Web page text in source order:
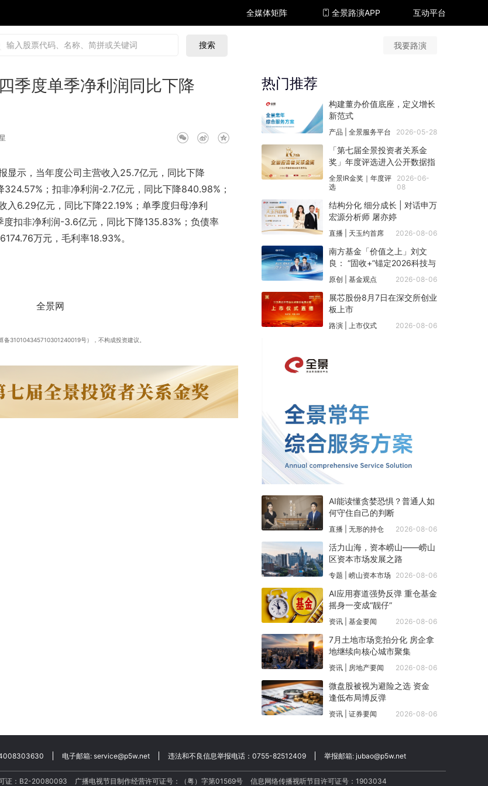
全媒体矩阵
抖音号 快手号 喜马拉雅 财富号 搜狐号 同顺号
全景路演APP 互动平台
搜索 我要路演
季度单季净利润同比下降
显示，当年度公司主营收入25.7亿元，同比下降
；扣非净利润-2.7亿元，同比下降840.98%；
入6.29亿元，同比下降22.19%；单季度归母净利
扣非净利润-3.6亿元，同比下降135.83%；负债率
万元，毛利率18.93%。
310104345710301240019号），不构成投资建议。
热门推荐
构建董办价值底座，定义增长
新范式
产品 | 全景服务平台 2026-05-28
「第七届全景投资者关系金
奖」年度评选进入公开数据指
数评分阶段
全景IR金奖｜年度评
选
2026-06-
08
结构分化 细分成长 | 对话申万
宏源分析师 屠亦婷
直播 | 天玉约首席 2026-08-06
南方基金「价值之上」刘文
良： “固收+”锚定2026科技与
周期双主线
原创 | 基金观点 2026-08-06
展芯股份8月7日在深交所创业
板上市
路演 | 上市仪式 2026-08-06
AI能读懂贪婪恐惧？普通人如
何守住自己的判断
直播 | 无形的持仓 2026-08-06
活力山海，资本崂山——崂山
区资本市场发展之路
专题 | 崂山资本市场 2026-08-06
AI应用赛道强势反弹 重仓基金
摇身一变成“靓仔”
资讯 | 基金要闻 2026-08-06
7月土地市场竞拍分化 房企拿
地继续向核心城市聚集
资讯 | 房地产要闻 2026-08-06
微盘股被视为避险之选 资金
逢低布局博反弹
资讯 | 证券要闻 2026-08-06
电子邮箱: service@p5w.net 违法和不良信息举报电话：0755-82512409 举报邮箱: jubao@p5w.net
证：B2-20080093 广播电视节目制作经营许可证号：（粤）字第01569号 信息网络传播视听节目许可证号：1903034